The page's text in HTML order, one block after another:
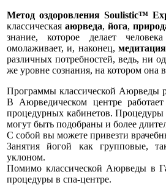
Метод оздоровления Soulistic™
классическая аюрведа, йога,
знание, которое делает
омолаживает, и, наконец, медитация
различных потребностей, ведь, ни
же уровне сознания, на котором она
Программы классической Аюрведы
В Аюрведическом центре
процедурных кабинетов.
могут быть подобраны и более
С собой вы можете привезти
Занятия йогой как групповые,
уклоном.
Помимо классической Аюрведы в
процедуры в спа-центре.